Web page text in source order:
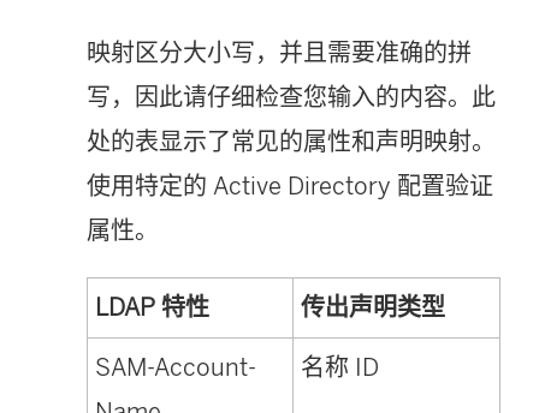
映射区分大小写，并且需要准确的拼
写，因此请仔细检查您输入的内容。此
处的表显示了常见的属性和声明映射。
使用特定的 Active Directory 配置验证
属性。
LDAP 特性 传出声明类型
SAM-Account-
名称 ID